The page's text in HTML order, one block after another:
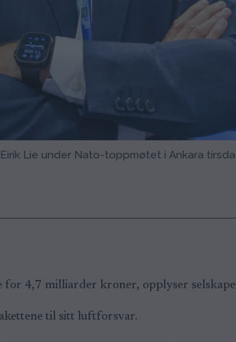
Lie under Nato-toppmøtet i Ankara
for 4,7 milliarder kroner, opplyser
til sitt luftforsvar.